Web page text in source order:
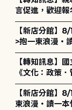
言促進，歡迎報
【新店分館】
>抱一束浪漫・
【轉知訊息】
《文化：政策
評論、書評及
策、領導與管
止，歡迎踴躍投
【新店分館】
束浪漫・讀一